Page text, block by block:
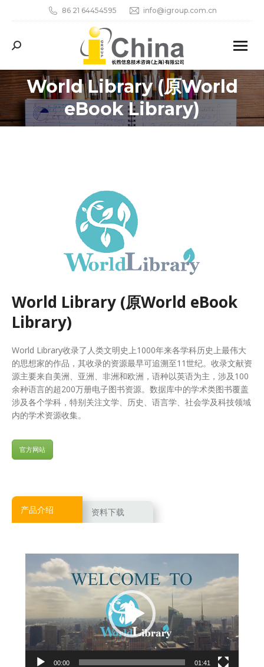
86 21 64454595 info@igroup.com.cn
Search:
World Library (原World
eBook Library)
World Library (原World eBook
Library)
World Library收录了人类文明史上1000年来各学科历史上最伟大
的思想家的作品，其收录的资源最早可追溯至11世纪。收录文献资
源主要来自美洲、亚洲、非洲和欧洲，语种以英语为主，涉及100
余种语言的超200万册电子图书资源。数据库中的学术类图书覆盖
涉及各个学科，特别关注文学、历史、语言学、社会学及科技领域
内的学术资源收集。
官方网站
产品介绍 资料下载
频
播
00:00 01:41